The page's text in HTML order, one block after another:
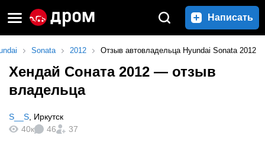
Написать
Sonata 2012 Отзыв автовладельца Hyundai Sonata 2012
Хендай Соната 2012 — отзыв
владельца
S__S Иркутск
40к
46 37